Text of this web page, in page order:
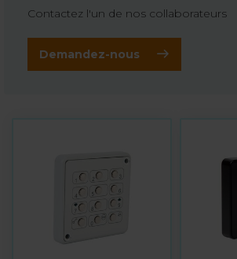
Contactez l'un de nos collaborateurs
Demandez-nous